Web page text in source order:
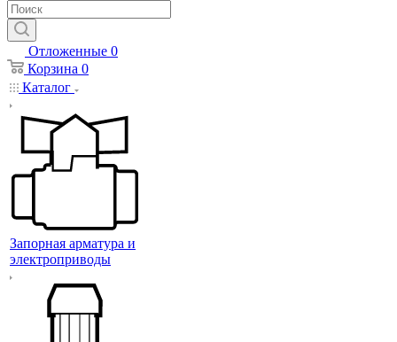
Отложенные 0
Корзина 0
Каталог
Запорная арматура и
электроприводы